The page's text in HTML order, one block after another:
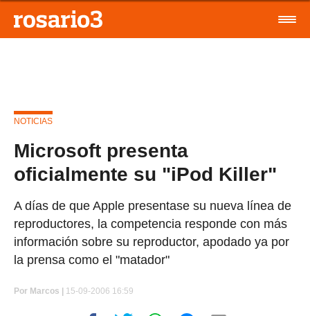
NOTICIAS
Microsoft presenta
oficialmente su "iPod Killer"
A días de que Apple presentase su nueva línea de
reproductores, la competencia responde con más
información sobre su reproductor, apodado ya por
la prensa como el "matador"
Por Marcos | 15-09-2006 16:59